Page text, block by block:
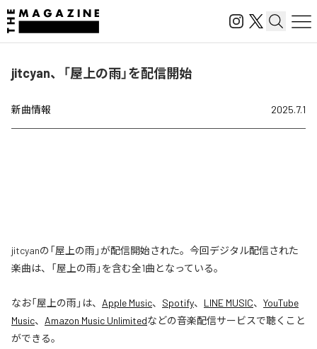
jitcyan、「屋上の雨」を配信開始
新曲情報 2025.7.1
jitcyanの「屋上の雨」が配信開始された。今回デジタル配信された
楽曲は、「屋上の雨」を含む全1曲となっている。
なお「屋上の雨 」は、 Apple Music、 Spotify、 LINE MUSIC、 YouTube
Music、 Amazon Music Unlimitedなどの音楽配信サービスで聴くこと
ができる。